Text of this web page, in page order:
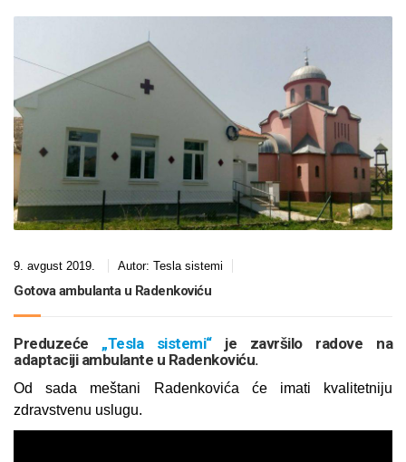
9. avgust 2019. Autor: Tesla sistemi
Gotova ambulanta u Radenkoviću
Preduzeće „Tesla sistemi“je završilo radove na
adaptaciji ambulante u Radenkoviću.
Od sada meštani Radenkovića će imati kvalitetniju
zdravstvenu uslugu.